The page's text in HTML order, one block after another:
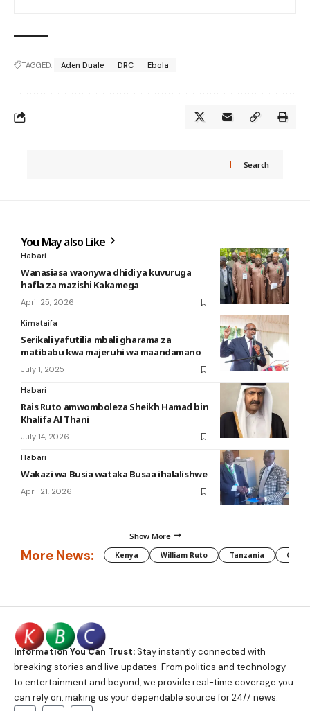
TAGGED: Aden Duale DRC Ebola
Search
You May also Like
Habari
Wanasiasa waonywa dhidi ya kuvuruga
hafla za mazishi Kakamega
April 25, 2026
Kimataifa
Serikali yafutilia mbali gharama za
matibabu kwa majeruhi wa maandamano
July 1, 2025
Habari
Rais Ruto amwomboleza Sheikh Hamad bin
Khalifa Al Thani
July 14, 2026
Habari
Wakazi wa Busia wataka Busaa ihalalishwe
April 21, 2026
Show More
More News: Kenya William Ruto Tanzania CAF
Information You Can Trust:Stay instantly connected with
breaking stories and live updates. From politics and technology
to entertainment and beyond, we provide real-time coverage you
can rely on, making us your dependable source for 24/7 news.